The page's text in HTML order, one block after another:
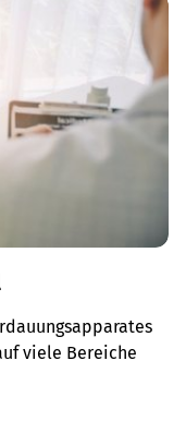
viele Bereiche